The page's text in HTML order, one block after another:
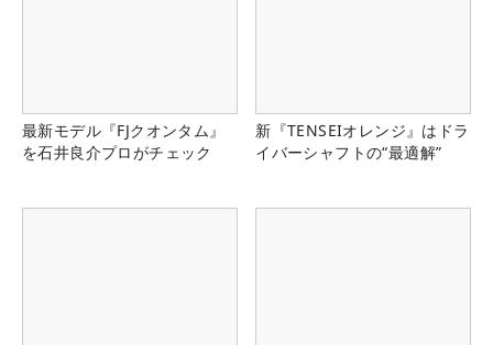
最新モデル『FJクオンタム』
を石井良介プロがチェック
新『TENSEIオレンジ』はドラ
イバーシャフトの“最適解”